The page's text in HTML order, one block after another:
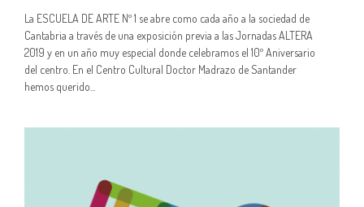
La ESCUELA DE ARTE Nº 1 se abre como cada año a la sociedad de
Cantabria a través de una exposición previa a las Jornadas ALTERA
2019 y en un año muy especial donde celebramos el 10º Aniversario
del centro. En el Centro Cultural Doctor Madrazo de Santander
hemos querido...